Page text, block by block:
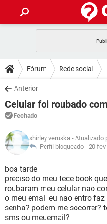
CELULAR
OUTLOOK
INSTAGRAM
GUIA DE COMPRAS
DICAS
JOGOS
OUTLOOK
INSTAGRAM
GUIA DE COMPRAS
DOWNLOADS
JOGOS
CELULAR
OUTLOOK
INSTAGRAM
GUIA DE COMPRAS
FÓRUM
JOGOS
CELULAR
INSTAGRAM
GUIA DE COMPRAS
GLOSSÁRIO
JOGOS
CELULAR
OUTLOOK
INSTAGRAM
GUIA DE COMPRAS
Fórum Rede social
Anterior
Celular foi roubado
Fechado
shirley veruska - Atualizado
Perfil bloqueado - 20 fev
boa tarde
preciso do meu fece book
roubaram meu celular nao
o meu email eu nao entro
senha? podem me socorrer?
sms ou meuemail?